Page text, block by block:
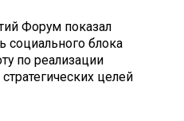
Форум показал
социального блока
по реализации
целей